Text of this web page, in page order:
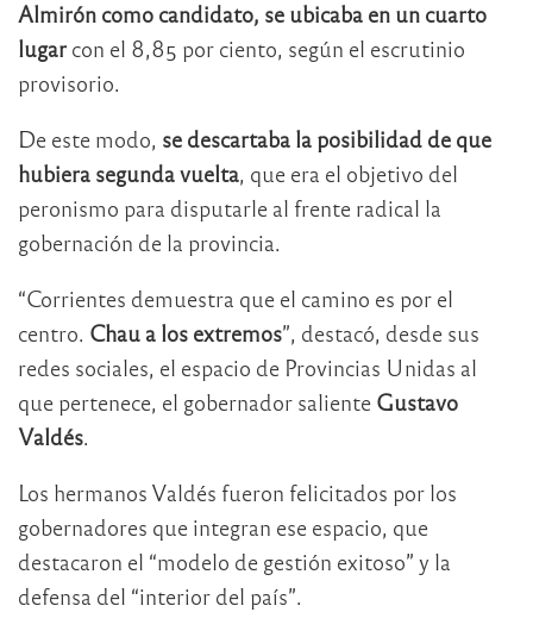
Almirón como candidato, se ubicaba en un cuarto
lugar con el 8,85 por ciento, según el escrutinio
provisorio.
De este modo, se descartaba la posibilidad de que
hubiera segunda vuelta, que era el objetivo del
peronismo para disputarle al frente radical la
gobernación de la provincia.
“Corrientes demuestra que el camino es por el
centro. Chau a los extremos”, destacó, desde sus
redes sociales, el espacio de Provincias Unidas al
que pertenece, el gobernador saliente Gustavo
Valdés.
Los hermanos Valdés fueron felicitados por los
gobernadores que integran ese espacio, que
destacaron el “modelo de gestión exitoso” y la
defensa del “interior del país”.